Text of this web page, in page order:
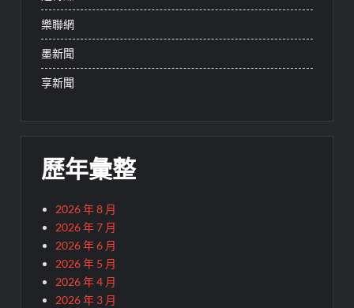
樂聯網
墨新聞
享新聞
歷年彙整
2026 年 8 月
2026 年 7 月
2026 年 6 月
2026 年 5 月
2026 年 4 月
2026 年 3 月